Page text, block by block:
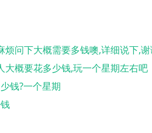
问下大概需要多钱噢,详细说下,谢
大概要花多少钱,玩一个星期左右吧
钱?一个星期